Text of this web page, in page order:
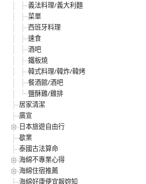
義法料理/義大利麵
菜單
西班牙料理
速食
酒吧
鐵板燒
韓式料理/韓炸/韓烤
餐酒館/酒吧
鹽酥雞/雞排
居家清潔
廣宣
日本旅遊自由行
歇業
泰國古法算命
海綿不專業心得
海綿住宿推薦
海綿好康便宜報妳知